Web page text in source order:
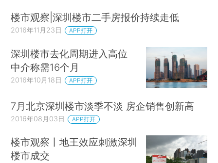
楼市观察|深圳楼市二手房报价持续走低
2016年11月23日 APP打开
深圳楼市去化周期进入高位
中介称需16个月
2016年10月18日 APP打开
7月北京深圳楼市淡季不淡 房企销售创新高
2016年08月03日 APP打开
楼市观察丨地王效应刺激深圳
楼市成交